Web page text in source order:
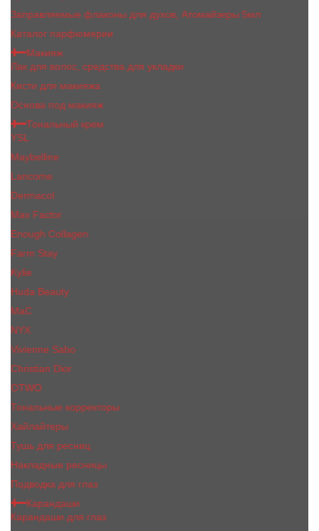
Заправляемые флаконы для духов, Атомайзеры 5мл
Каталог парфюмерии
Макияж
Лак для волос, средства для укладки
Кисти для макияжа
Основа под макияж
Тональный крем
YSL
Maybelline
Lancome
Dermacol
Max Factor
Enough Collagen
Farm Stay
Kylie
Huda Beauty
МаС
NYX
Vivienne Sabo
Сhristiаn Diоr
OTWO
Тональные корректоры
Хайлайтеры
Тушь для ресниц
Накладные ресницы
Подводка для глаз
Карандаши
Карандаши для глаз